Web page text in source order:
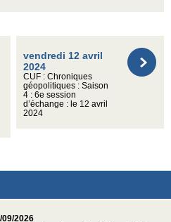
vendredi 12 avril
2024
CUF : Chroniques
géopolitiques : Saison
4 : 6e session
d’échange : le 12 avril
2024
09/2026